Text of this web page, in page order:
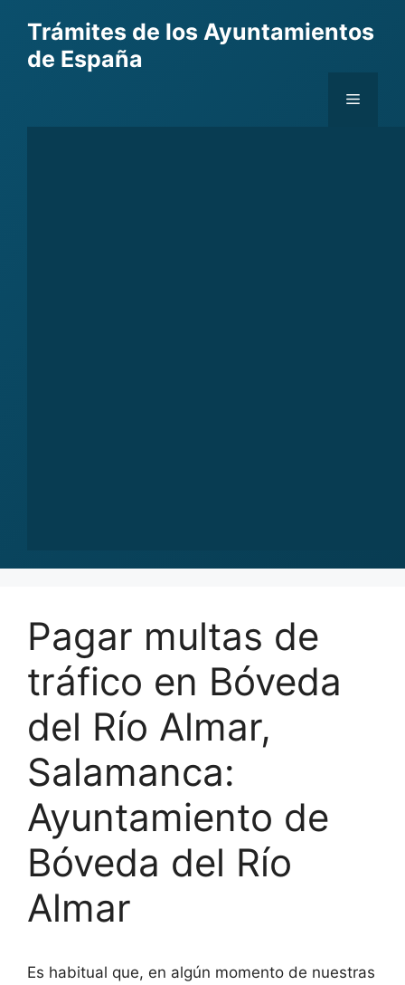
content
Trámites de los Ayuntamientos
de España
Menu
Pagar multas de
tráfico en Bóveda
del Río Almar,
Salamanca:
Ayuntamiento de
Bóveda del Río
Almar
Es habitual que, en algún momento de nuestras